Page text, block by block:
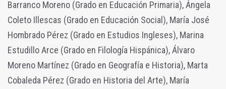
Barranco Moreno (Grado en Educación Primaria), Ángela
Coleto Illescas (Grado en Educación Social), María José
Hombrado Pérez (Grado en Estudios Ingleses), Marina
Estudillo Arce (Grado en Filología Hispánica), Álvaro
Moreno Martínez (Grado en Geografía e Historia), Marta
Cobaleda Pérez (Grado en Historia del Arte), María